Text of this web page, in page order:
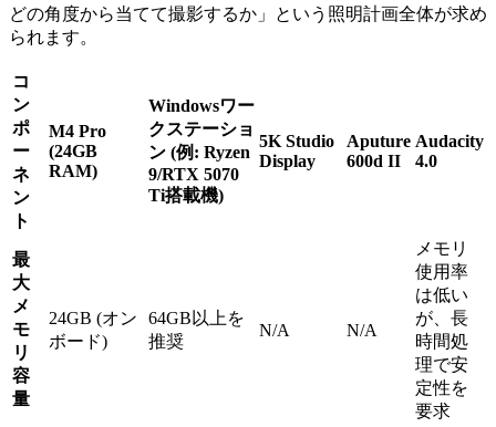
どの角度から当てて撮影するか」という照明計画全体が求め
られます。
コ
ン
ポ
ー
ネ
ン
ト
M4 Pro
(24GB
RAM)
Windowsワー
クステーショ
ン (例: Ryzen
9/RTX 5070
Ti搭載機)
5K Studio
Display
Aputure
600d II
Audacity
4.0
最
大
メ
モ
リ
容
量
24GB (オン
ボード)
64GB以上を
推奨
N/A N/A
メモリ
使用率
は低い
が、長
時間処
理で安
定性を
要求